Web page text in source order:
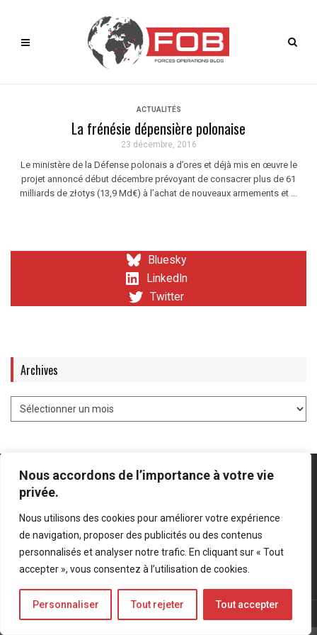
Nous accordons de l’importance à votre vie
privée.
Nous utilisons des cookies pour améliorer votre expérience
de navigation, proposer des publicités ou des contenus
personnalisés et analyser notre trafic. En cliquant sur « Tout
accepter », vous consentez à l’utilisation de cookies.
Personnaliser Tout rejeter Tout accepter
ACTUALITÉS
La frénésie dépensière polonaise
23 décembre, 2016
Le ministère de la Défense polonais a d’ores et déjà mis en œuvre le
projet annoncé début décembre prévoyant de consacrer plus de 61
milliards de złotys (13,9 Md€) à l’achat de nouveaux armements et ...
Bluesky
LinkedIn
Twitter
Archives
Mentions légales-Politique de confidentialité
Bluesky
LinkedIn
Twitter
© Forces Operations Blog - 2022